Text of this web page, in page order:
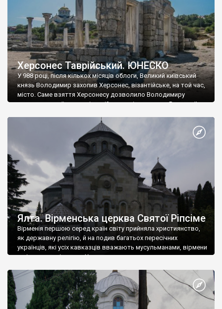
Херсонес Таврійський. ЮНЕСКО
У 988 році, після кількох місяців облоги, Великий київський
князь Володимир захопив Херсонес, візантійське, на той час,
місто. Саме взяття Херсонесу дозволило Володимиру
диктувати свої умови візантійському імператору Василю ІІ, та
Херсонесі Володимир-язичник, став Василем-християнином.
А потім було Хрещення Русі. На честь Херсонесу Таврійського
Ялта. Вірменська церква Святої Ріпсіме
Вірменія першою серед країн світу прийняла християнство,
як державну релігію, й на подив багатьох пересічних
українців, які усіх кавказців вважають мусульманами, вірмени
є відданими вірянами Христа